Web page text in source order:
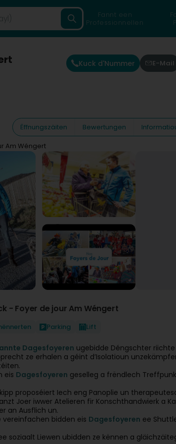
Fannt een
Professionnellen
Kuck d'Nummer E-Mail
Ëffnungszäiten Bewertungen
Am Wéngert
- Foyer de jour Am Wéngert
Parking Lift
Dagesfoyeren ugebidde Déngschter
ze erhalen a géint d’Isolatioun
eis Dagesfoyeren geselleg a frëndlech
proposéiert Iech eng Panoplie un
Joer iwwer Atelieren fir Konschthandwierk a
an Ausflich un.
vereinfachen bidden eis Dagesfoyeren ee
soziaalt Liewen ubidden ze kënnen a